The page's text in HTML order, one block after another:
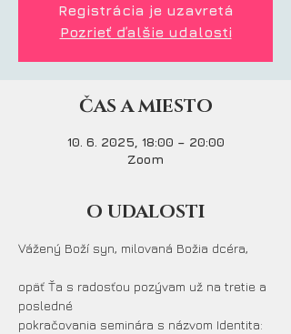
Registrácia je uzavretá
Pozrieť ďalšie udalosti
ČAS A MIESTO
10. 6. 2025, 18:00 – 20:00
Zoom
O UDALOSTI
Vážený Boží syn, milovaná Božia dcéra,
opäť Ťa s radosťou pozývam už na tretie a
posledné
pokračovania seminára s názvom Identita: